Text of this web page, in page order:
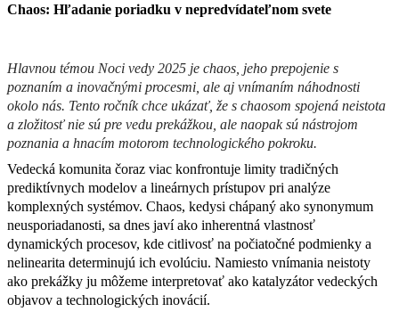
Chaos: Hľadanie poriadku v nepredvídateľnom svete
Hlavnou témou Noci vedy 2025 je chaos, jeho prepojenie
poznaním a inovačnými procesmi , ale aj vnímaním náhodnosti
okolo nás. Tento ročník chce ukázať, že s chaosom spojená neistota
a zložitosť nie sú pre vedu prekážkou , ale naopak sú nástrojom
poznania a hnacím motorom technologického pokroku.
Vedecká komunita čoraz viac konfrontuje limity tradičných
prediktívnych modelov a lineárnych prístupov pri analýze
komplexných systémov. Chaos, kedysi chápaný ako synonymum
neusporiadanosti, sa dnes javí ako inherentná vlastnosť
dynamických procesov, kde citlivosť na počiatočné podmienky
nelinearita determinujú ich evolúciu. Namiesto vnímania neistoty
ako prekážky ju môžeme interpretovať ako katalyzátor vedeckých
objavov a technologických inovácií.